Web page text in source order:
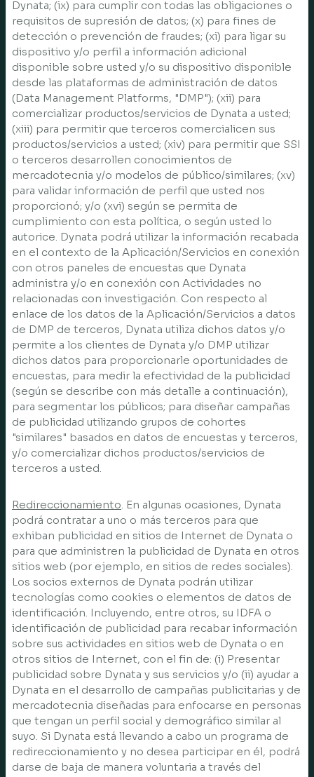
Dynata; (ix) para cumplir con todas las obligaciones o
requisitos de supresión de datos; (x) para fines de
detección o prevención de fraudes; (xi) para ligar su
dispositivo y/o perfil a información adicional
disponible sobre usted y/o su dispositivo disponible
desde las plataformas de administración de datos
(Data Management Platforms, "DMP"); (xii) para
comercializar productos/servicios de Dynata a usted;
(xiii) para permitir que terceros comercialicen sus
productos/servicios a usted; (xiv) para permitir que SSI
o terceros desarrollen conocimientos de
mercadotecnia y/o modelos de público/similares; (xv)
para validar información de perfil que usted nos
proporcionó; y/o (xvi) según se permita de
cumplimiento con esta política, o según usted lo
autorice. Dynata podrá utilizar la información recabada
en el contexto de la Aplicación/Servicios en conexión
con otros paneles de encuestas que Dynata
administra y/o en conexión con Actividades no
relacionadas con investigación. Con respecto al
enlace de los datos de la Aplicación/Servicios a datos
de DMP de terceros, Dynata utiliza dichos datos y/o
permite a los clientes de Dynata y/o DMP utilizar
dichos datos para proporcionarle oportunidades de
encuestas, para medir la efectividad de la publicidad
(según se describe con más detalle a continuación),
para segmentar los públicos; para diseñar campañas
de publicidad utilizando grupos de cohortes
"similares" basados en datos de encuestas y terceros,
y/o comercializar dichos productos/servicios de
terceros a usted.
Redireccionamiento. En algunas ocasiones, Dynata
podrá contratar a uno o más terceros para que
exhiban publicidad en sitios de Internet de Dynata o
para que administren la publicidad de Dynata en otros
sitios web (por ejemplo, en sitios de redes sociales).
Los socios externos de Dynata podrán utilizar
tecnologías como cookies o elementos de datos de
identificación. Incluyendo, entre otros, su IDFA o
identificación de publicidad para recabar información
sobre sus actividades en sitios web de Dynata o en
otros sitios de Internet, con el fin de: (i) Presentar
publicidad sobre Dynata y sus servicios y/o (ii) ayudar a
Dynata en el desarrollo de campañas publicitarias y de
mercadotecnia diseñadas para enfocarse en personas
que tengan un perfil social y demográfico similar al
suyo. Si Dynata está llevando a cabo un programa de
redireccionamiento y no desea participar en él, podrá
darse de baja de manera voluntaria a través del